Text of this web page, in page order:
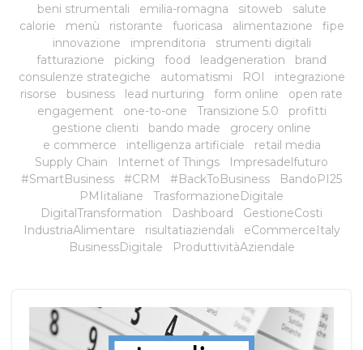
beni strumentali
emilia-romagna sitoweb
salute
calorie
menù ristorante fuoricasa alimentazione
fipe
innovazione
imprenditoria
strumenti digitali
fatturazione
picking food leadgeneration
brand
consulenze strategiche
automatismi ROI
integrazione
risorse
business lead nurturing form online
open rate
engagement
one-to-one Transizione 5.0
profitti
gestione clienti
bando made
grocery online
e commerce
intelligenza artificiale
retail media
Supply Chain
Internet of Things
Impresadelfuturo
#SmartBusiness
#CRM #BackToBusiness
BandoPI25
PMIitaliane
TrasformazioneDigitale
DigitalTransformation
Dashboard
GestioneCosti
IndustriaAlimentare
risultatiaziendali
eCommerceItaly
BusinessDigitale
ProduttivitàAziendale